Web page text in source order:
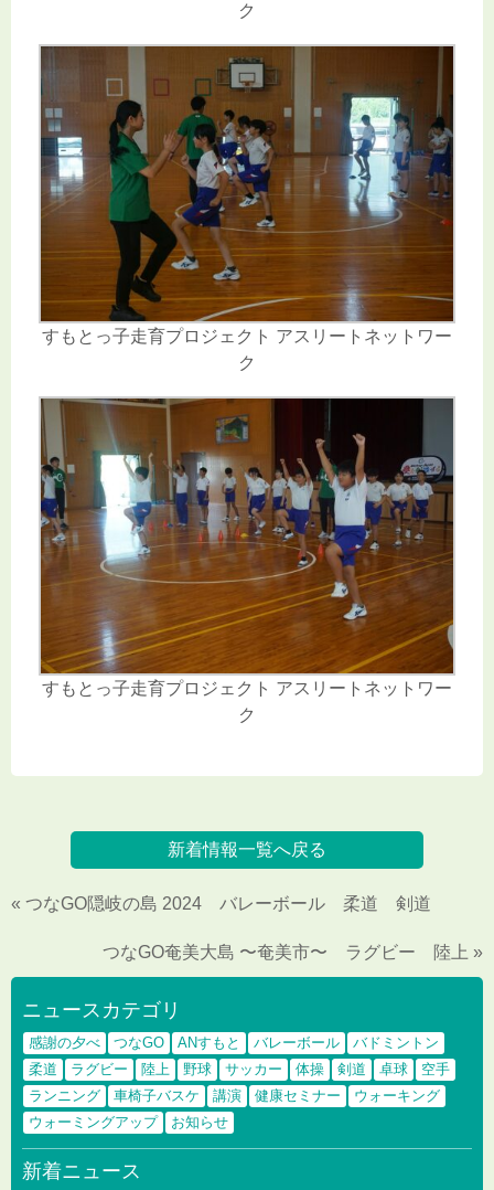
ク
すもとっ子走育プロジェクト アスリートネットワー
ク
すもとっ子走育プロジェクト アスリートネットワー
ク
新着情報一覧へ戻る
« つなGO隠岐の島 2024 バレーボール 柔道 剣道
つなGO奄美大島 〜奄美市〜 ラグビー 陸上 »
ニュースカテゴリ
感謝の夕べ つなGO ANすもと バレーボール
バドミントン
柔道
ラグビー 陸上 野球 サッカー 体操 剣道 卓球
空手
ランニング
車椅子バスケ 講演 健康セミナー
ウォーキング
ウォーミングアップ
お知らせ
新着ニュース